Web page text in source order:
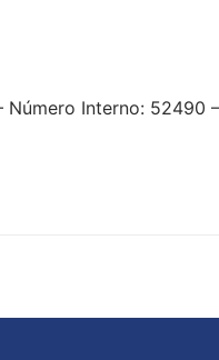
Interno: 52490